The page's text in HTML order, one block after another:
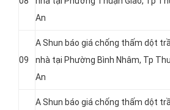
An
09
A Shun báo giá chống thấm dột
nhà tại Phường Bình Nhâm, Tp
An
A Shun báo giá chống thấm dột